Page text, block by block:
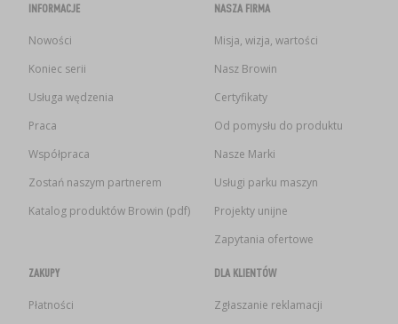
INFORMACJE
Nowości
Koniec serii
Usługa wędzenia
Praca
Współpraca
Zostań naszym partnerem
Katalog produktów Browin (pdf)
NASZA FIRMA
Misja, wizja, wartości
Nasz Browin
Certyfikaty
Od pomysłu do produktu
Nasze Marki
Usługi parku maszyn
Projekty unijne
Zapytania ofertowe
ZAKUPY
Płatności
DLA KLIENTÓW
Zgłaszanie reklamacji